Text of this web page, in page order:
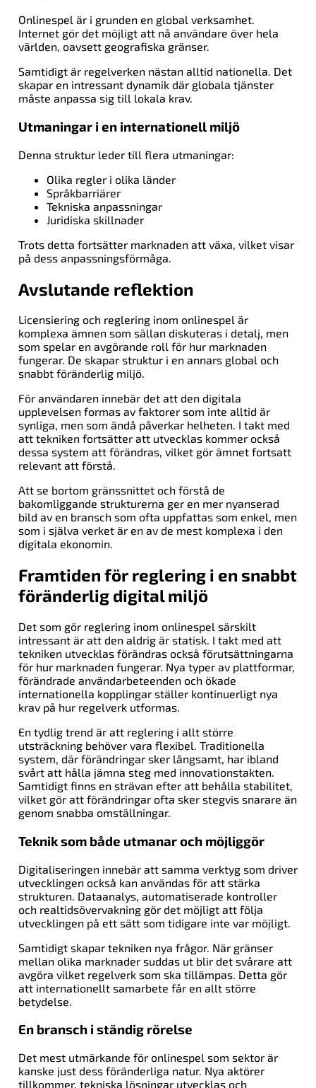
Onlinespel är i grunden en global verksamhet.
Internet gör det möjligt att nå användare över hela
världen, oavsett geografiska gränser.
Samtidigt är regelverken nästan alltid nationella. Det
skapar en intressant dynamik där globala tjänster
måste anpassa sig till lokala krav.
Utmaningar i en internationell miljö
Denna struktur leder till flera utmaningar:
Olika regler i olika länder
Språkbarriärer
Tekniska anpassningar
Juridiska skillnader
Trots detta fortsätter marknaden att växa, vilket visar
på dess anpassningsförmåga.
Avslutande reflektion
Licensiering och reglering inom onlinespel är
komplexa ämnen som sällan diskuteras i detalj, men
som spelar en avgörande roll för hur marknaden
fungerar. De skapar struktur i en annars global och
snabbt föränderlig miljö.
För användaren innebär det att den digitala
upplevelsen formas av faktorer som inte alltid är
synliga, men som ändå påverkar helheten. I takt med
att tekniken fortsätter att utvecklas kommer också
dessa system att förändras, vilket gör ämnet fortsatt
relevant att förstå.
Att se bortom gränssnittet och förstå de
bakomliggande strukturerna ger en mer nyanserad
bild av en bransch som ofta uppfattas som enkel, men
som i själva verket är en av de mest komplexa i den
digitala ekonomin.
Framtiden för reglering i en snabbt
föränderlig digital miljö
Det som gör reglering inom onlinespel särskilt
intressant är att den aldrig är statisk. I takt med att
tekniken utvecklas förändras också förutsättningarna
för hur marknaden fungerar. Nya typer av plattformar,
förändrade användarbeteenden och ökade
internationella kopplingar ställer kontinuerligt nya
krav på hur regelverk utformas.
En tydlig trend är att reglering i allt större
utsträckning behöver vara flexibel. Traditionella
system, där förändringar sker långsamt, har ibland
svårt att hålla jämna steg med innovationstakten.
Samtidigt finns en strävan efter att behålla stabilitet,
vilket gör att förändringar ofta sker stegvis snarare än
genom snabba omställningar.
Teknik som både utmanar och möjliggör
Digitaliseringen innebär att samma verktyg som driver
utvecklingen också kan användas för att stärka
strukturen. Dataanalys, automatiserade kontroller
och realtidsövervakning gör det möjligt att följa
utvecklingen på ett sätt som tidigare inte var möjligt.
Samtidigt skapar tekniken nya frågor. När gränser
mellan olika marknader suddas ut blir det svårare att
avgöra vilket regelverk som ska tillämpas. Detta gör
att internationellt samarbete får en allt större
betydelse.
En bransch i ständig rörelse
Det mest utmärkande för onlinespel som sektor är
kanske just dess föränderliga natur. Nya aktörer
tillkommer, tekniska lösningar utvecklas och